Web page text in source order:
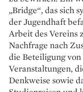
„Bridge“, das sich
der Jugendhaft
Arbeit des Vereins
Nachfrage nach
die Beteiligung
Veranstaltungen,
Denkweise sowie